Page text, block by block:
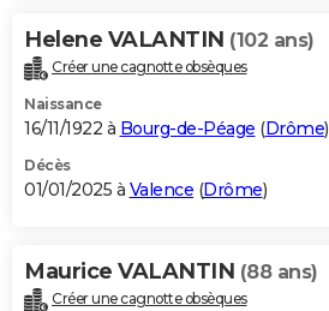
Helene VALANTIN (102 ans)
Créer une cagnotte obsèques
Naissance
16/11/1922 à Bourg-de-Péage (Drôme)
Décès
01/01/2025 à Valence (Drôme)
Maurice VALANTIN (88 ans)
Créer une cagnotte obsèques